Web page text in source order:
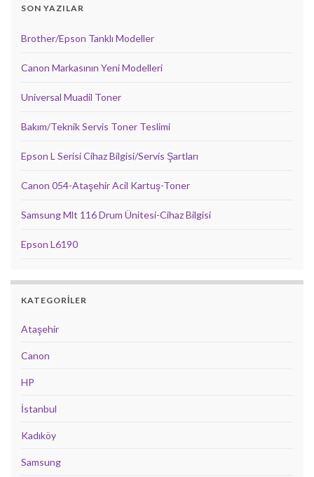
SON YAZILAR
Brother/Epson Tanklı Modeller
Canon Markasının Yeni Modelleri
Universal Muadil Toner
Bakım/Teknik Servis Toner Teslimi
Epson L Serisi Cihaz Bilgisi/Servis Şartları
Canon 054-Ataşehir Acil Kartuş-Toner
Samsung Mlt 116 Drum Ünitesi-Cihaz Bilgisi
Epson L6190
KATEGORILER
Ataşehir
Canon
HP
İstanbul
Kadıköy
Samsung